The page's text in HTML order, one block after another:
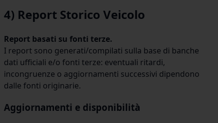
4) Report Storico Veicolo
Report basati su fonti terze.
I report sono generati/compilati sulla base di banche
dati ufficiali e/o fonti terze: eventuali ritardi,
incongruenze o aggiornamenti successivi dipendono
dalle fonti originarie.
Aggiornamenti e disponibilità